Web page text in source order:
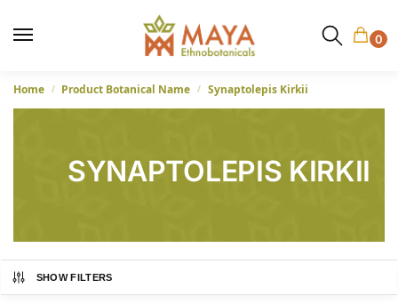
0
Home / Product Botanical Name / Synaptolepis Kirkii
SYNAPTOLEPIS KIRKII
SHOW FILTERS